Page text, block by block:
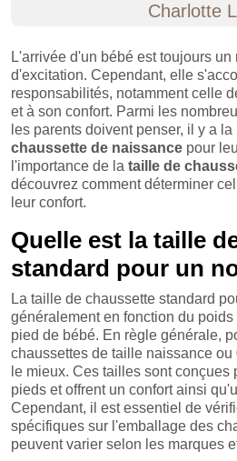
L'arrivée d'un bébé est toujours
d'excitation. Cependant, elle
responsabilités, notamment celle
et à son confort. Parmi les
les parents doivent penser, il y a la
chaussette de naissance pour
l'importance de la taille de
découvrez comment déterminer
leur confort.
Quelle est la taille
standard pour un
La taille de chaussette standard
généralement en fonction du
pied de bébé. En règle générale,
chaussettes de taille naissance
le mieux. Ces tailles sont conçues
pieds et offrent un confort ainsi
Cependant, il est essentiel de
spécifiques sur l'emballage des
peuvent varier selon les marques
Charlotte